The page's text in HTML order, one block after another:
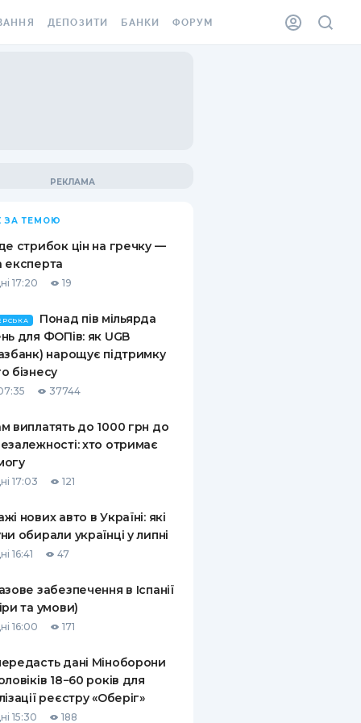
ВІНЬЄТКА
ВІД
ВИПАДКІВ
ПО
ПОЛІСИ
КОМПАНІЇ
І ОПЛАТА
ДЕПОЗИТИ
ПИТАННЯ ТА ВІДПОВІДІ
ПУТІВНИКИ ПО
БАНКИ ФОРУМ
ЗА ТЕМОЮ
стрибок цін на гречку —
експерта
17:20 19
Понад пів мільярда
для ФОПів: як UGB
нарощує підтримку
бізнесу
37744
виплатять до 1000 грн до
хто отримає
17:03 121
нових авто в Україні: які
обирали українці у липні
16:41 47
забезпечення в Іспанії
та умови)
16:00 171
дані Міноборони
18−60 років для
реєстру «Оберіг»
15:30 188